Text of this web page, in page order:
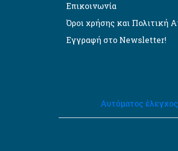
Επικοινωνία
Όροι χρήσης και Πολιτική
Εγγραφή στο Newsletter!
Αυτόματος